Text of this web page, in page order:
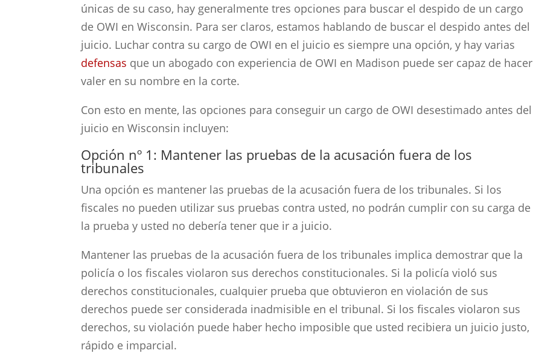
únicas de su caso, hay generalmente tres opciones para buscar el despido de un cargo
de OWI en Wisconsin. Para ser claros, estamos hablando de buscar el despido antes del
juicio. Luchar contra su cargo de OWI en el juicio es siempre una opción, y hay varias
defensas que un abogado con experiencia de OWI en Madison puede ser capaz de hacer
valer en su nombre en la corte.
Con esto en mente, las opciones para conseguir un cargo de OWI desestimado antes del
juicio en Wisconsin incluyen:
Opción nº 1: Mantener las pruebas de la acusación fuera de los
tribunales
Una opción es mantener las pruebas de la acusación fuera de los tribunales. Si los
fiscales no pueden utilizar sus pruebas contra usted, no podrán cumplir con su carga de
la prueba y usted no debería tener que ir a juicio.
Mantener las pruebas de la acusación fuera de los tribunales implica demostrar que la
policía o los fiscales violaron sus derechos constitucionales. Si la policía violó sus
derechos constitucionales, cualquier prueba que obtuvieron en violación de sus
derechos puede ser considerada inadmisible en el tribunal. Si los fiscales violaron sus
derechos, su violación puede haber hecho imposible que usted recibiera un juicio justo,
rápido e imparcial.